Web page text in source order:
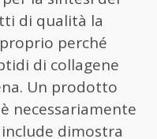
di qualità la
perché
di collagene
Un prodotto
necessariamente
dimostra